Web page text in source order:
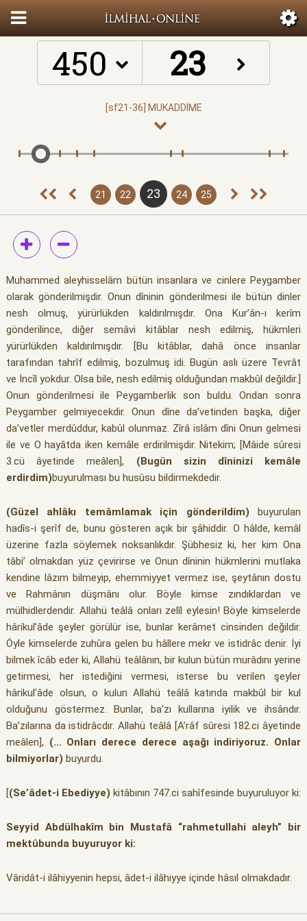
450
21 22 23 24 25
Muhammed aleyhisselâm bütün insanlara ve cinlere Peygamber
olarak gönderilmişdir. Onun dîninin gönderilmesi ile bütün dinler
nesh olmuş, yürürlükden kaldırılmışdır. Ona Kur’ân-ı kerîm
gönderilince, diğer semâvi kitâblar nesh edilmiş, hükmleri
yürürlükden kaldırılmışdır. [Bu kitâblar, dahâ önce insanlar
tarafından tahrîf edilmiş, bozulmuş idi. Bugün aslı üzere Tevrât
ve İncîl yokdur. Olsa bile, nesh edilmiş olduğundan makbûl değildir.]
Onun gönderilmesi ile Peygamberlik son buldu. Ondan sonra
Peygamber gelmiyecekdir. Onun dîne da’vetinden başka, diğer
da’vetler merdûddur, kabûl olunmaz. Zîrâ islâm dîni Onun gelmesi
ile ve O hayâtda iken kemâle erdirilmişdir. Nitekim; [Mâide sûresi
3.cü âyetinde meâlen], (Bugün sizin dîninizi kemâle
erdirdim)buyurulması bu husûsu bildirmekdedir.
(Güzel ahlâkı temâmlamak için gönderildim)
buyurulan
hadîs-i şerîf de, bunu gösteren açık bir şâhiddir. O hâlde, kemâl
üzerine fazla söylemek noksanlıkdır. Şübhesiz ki, her kim Ona
tâbi’ olmakdan yüz çevirirse ve Onun dîninin hükmlerini mutlaka
kendine lâzım bilmeyip, ehemmiyyet vermez ise, şeytânın dostu
ve Rahmânın düşmânı olur. Böyle kimse zındıklardan ve
mülhidlerdendir. Allahü teâlâ onları zelîl eylesin! Böyle kimselerde
hârikul’âde şeyler görülür ise, bunlar kerâmet cinsinden değildir.
Öyle kimselerde zuhûra gelen bu hâllere mekr ve istidrâc denir. İyi
bilmek îcâb eder ki, Allahü teâlânın, bir kulun bütün murâdını yerine
getirmesi, her istediğini vermesi, isterse bu verilen şeyler
hârikul’âde olsun, o kulun Allahü teâlâ katında makbûl bir kul
olduğunu göstermez. Bunlar, ba’zı kullarına iyilik ve ihsândır.
Ba’zılarına da istidrâcdır. Allahü teâlâ [A’râf sûresi 182.ci âyetinde
meâlen], (… Onları derece derece aşağı indiriyoruz. Onlar
bilmiyorlar) buyurdu.
[(Se’âdet-i Ebediyye) kitâbının 747.ci sahîfesinde buyuruluyor ki:
Seyyid Abdülhakîm bin Mustafâ “rahmetullahi aleyh” bir
mektûbunda buyuruyor ki:
Vâridât-i ilâhiyyenin hepsi, âdet-i ilâhiyye içinde hâsıl olmakdadır.